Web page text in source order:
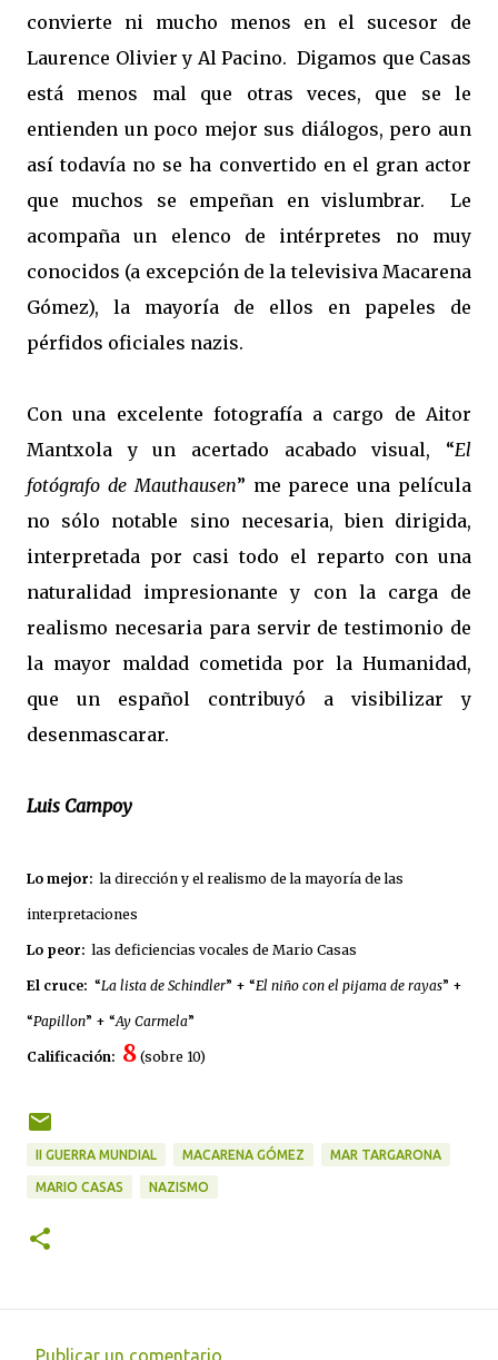
convierte ni mucho menos en el sucesor de
Laurence Olivier y Al Pacino. Digamos que Casas
está menos mal que otras veces, que se le
entienden un poco mejor sus diálogos, pero aun
así todavía no se ha convertido en el gran actor
que muchos se empeñan en vislumbrar.
Le
acompaña un elenco de intérpretes no muy
conocidos (a excepción de la televisiva Macarena
Gómez), la mayoría de ellos en papeles de
pérfidos oficiales nazis.
Con una excelente fotografía a cargo de Aitor
Mantxola y un acertado acabado visual, “El
fotógrafo de Mauthausen” me parece una película
no sólo notable sino necesaria, bien dirigida,
interpretada por casi todo el reparto con una
naturalidad impresionante y con la carga de
realismo necesaria para servir de testimonio de
la mayor maldad cometida por la Humanidad,
que un español contribuyó a visibilizar y
desenmascarar.
Luis Campoy
Lo mejor: la dirección y el realismo de la mayoría de las
interpretaciones
Lo peor: las deficiencias vocales de Mario Casas
El cruce: “La lista de Schindler” + “El niño con el pijama de rayas” +
“Papillon” + “Ay Carmela”
Calificación: 8 (sobre 10)
II GUERRA MUNDIAL MACARENA GÓMEZ MAR TARGARONA
MARIO CASAS NAZISMO
Publicar un comentario